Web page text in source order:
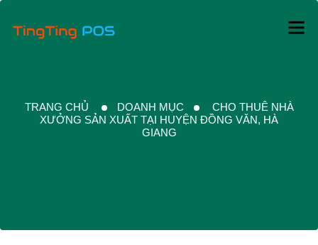
TRANG CHỦ DOANH MỤC
CHO THUÊ NHÀ
XƯỞNG SẢN XUẤT TẠI HUYỆN ĐỒNG VĂN, HÀ
GIANG